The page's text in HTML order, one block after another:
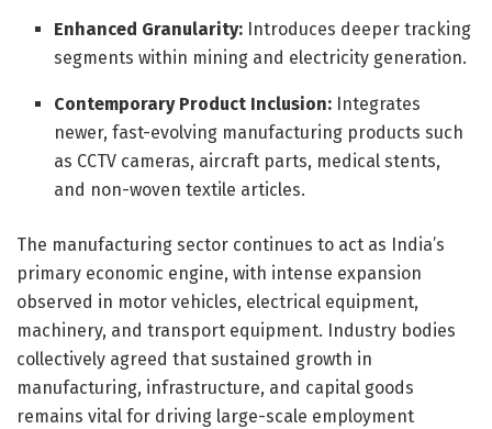
Enhanced Granularity: Introduces deeper tracking
segments within mining and electricity generation.
Contemporary Product Inclusion: Integrates
newer, fast-evolving manufacturing products such
as CCTV cameras, aircraft parts, medical stents,
and non-woven textile articles.
The manufacturing sector continues to act as India’s
primary economic engine, with intense expansion
observed in motor vehicles, electrical equipment,
machinery, and transport equipment. Industry bodies
collectively agreed that sustained growth in
manufacturing, infrastructure, and capital goods
remains vital for driving large-scale employment